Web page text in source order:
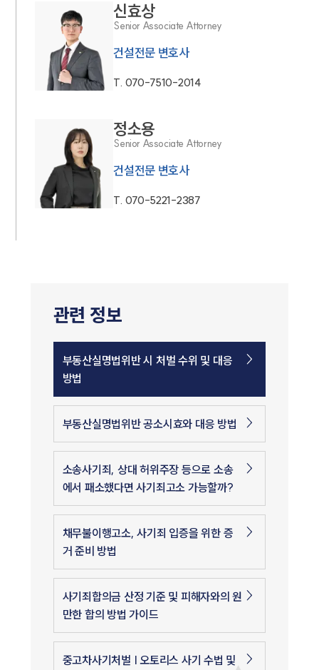
신효상
Senior Associate Attorney
건설전문 변호사
T. 070-7510-2014
정소용
Senior Associate Attorney
건설전문 변호사
T. 070-5221-2387
관련 정보
부동산실명법위반 시 처벌 수위 및 대응
방법
부동산실명법위반 공소시효와 대응 방법
소송사기죄, 상대 허위주장 등으로 소송
에서 패소했다면 사기죄고소 가능할까?
채무불이행고소, 사기죄 입증을 위한 증
거 준비 방법
사기죄합의금 산정 기준 및 피해자와의 원
만한 합의 방법 가이드
중고차사기처벌 | 오토리스 사기 수법 및